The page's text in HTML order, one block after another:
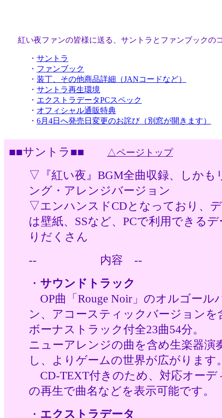
紅い夜ファンの皆様に送る、サントラとファンブックの
・ サントラ
・ ファンブック
・ 装丁、その他商品詳細（JANコードなど）
・ サントラ再生環境
・ エクストラデータPCスペック
・ オフィシャル通販特典
・ 6月4日へ発売日変更のお詫び（別窓が開きます）
■■サントラ■■ △ページトップ
▽『紅い夜』BGM全曲収録、しかも
ング・アレンジバージョン
▽エンハンスドCDとなっており、
は壁紙、SSなど、PCで利用できる
りだくさん
--
内容 --
・ サウンドトラック
OP曲「Rouge Noir」のオルゴール
ン、アコースティックバージョンを
ボーナストラック付全23曲54分。
ニューアレンジの曲を含め生楽器演
し、よりゲームの世界が広がります
CD-TEXT付きのため、対応オーデ
の再生で曲名などを表示可能です。
・ エクストラデータ